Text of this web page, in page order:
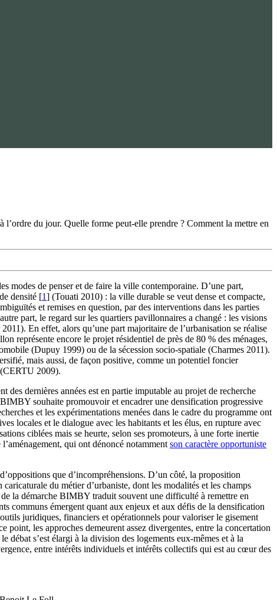
du jour. Quelle forme peut-elle prendre ? Comment la mettre en
modes de penser et de faire la ville contemporaine. D’une part,
densité [1] (Touati 2010) : la ville durable se veut dense et compacte,
et remises en question, par des interventions dans les parties
part, le regard sur les quartiers pavillonnaires a changé : les visions
En effet, alors qu’une part majoritaire de l’urbanisation se réalise
représente encore le projet résidentiel de près de 80 % des ménages,
(Dupuy 1999) ou de la sécession socio‑spatiale (Charmes 2011).
mais aussi, de façon positive, comme un potentiel foncier
(CERTU 2009).
des dernières années est en partie imputable au projet de recherche
souhaite promouvoir et encadrer une densification progressive
et les expérimentations menées dans le cadre du programme ont
locales et le dialogue avec les habitants et les élus, en rupture avec
ciblées mais se heurte, selon ses promoteurs, à une forte inertie
qui ont dénoncé notamment son caractère opportuniste
que d’incompréhensions. D’un côté, la proposition
du métier d’urbaniste, dont les modalités et les champs
de la démarche BIMBY traduit souvent une difficulté à remettre en
communs émergent quant aux enjeux et aux défis de la densification
juridiques, financiers et opérationnels pour valoriser le gisement
les approches demeurent assez divergentes, entre la concertation
s’est élargi à la division des logements eux-mêmes et à la
entre intérêts individuels et intérêts collectifs qui est au cœur des